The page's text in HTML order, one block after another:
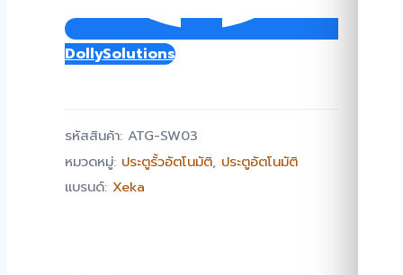
DollySolutions
รหัสสินค้า: ATG-SW03
หมวดหมู่: ประตูรั้วอัตโนมัติ, ประตูอัตโนมัติ
แบรนด์: Xeka